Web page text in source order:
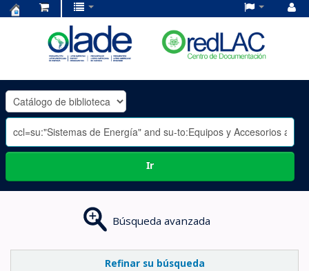
OLADE
-
Ir
Búsqueda avanzada
Refinar su búsqueda